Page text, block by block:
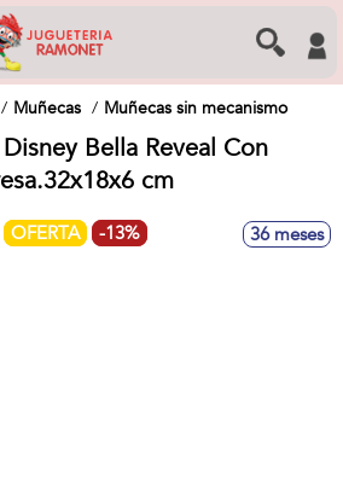
Muñecas Muñecas sin mecanismo
Bella Reveal Con
cm
OFERTA -13% 36 meses